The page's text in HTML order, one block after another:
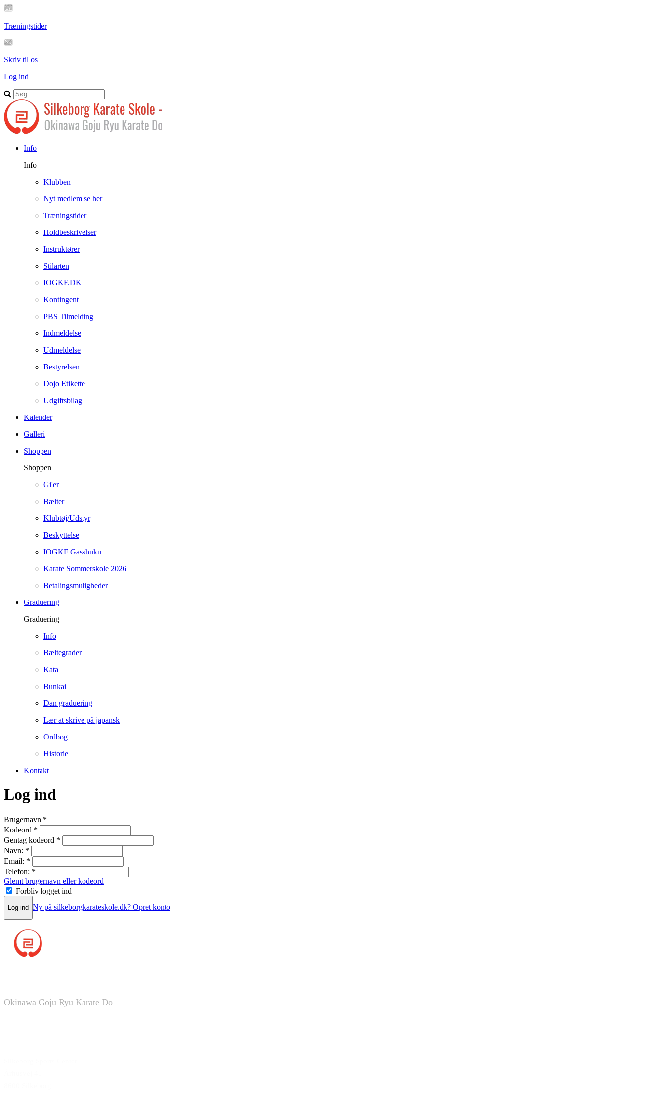
Træningstider
Skriv til os
Log ind
Info
Info
Klubben
Nyt medlem se her
Træningstider
Holdbeskrivelser
Instruktører
Stilarten
IOGKF.DK
Kontingent
PBS Tilmelding
Indmeldelse
Udmeldelse
Bestyrelsen
Dojo Etikette
Udgiftsbilag
Kalender
Galleri
Shoppen
Shoppen
Gi'er
Bælter
Klubtøj/Udstyr
Beskyttelse
IOGKF Gasshuku
Karate Sommerskole 2026
Betalingsmuligheder
Graduering
Graduering
Info
Bæltegrader
Kata
Bunkai
Dan graduering
Lær at skrive på japansk
Ordbog
Historie
Kontakt
Log ind
Brugernavn *
Kodeord *
Gentag kodeord *
Navn: *
Email: *
Telefon: *
Glemt brugernavn eller kodeord
Forbliv logget ind
Log ind Ny på silkeborgkarateskole.dk? Opret konto
Okinawa Goju Ryu Karate Do